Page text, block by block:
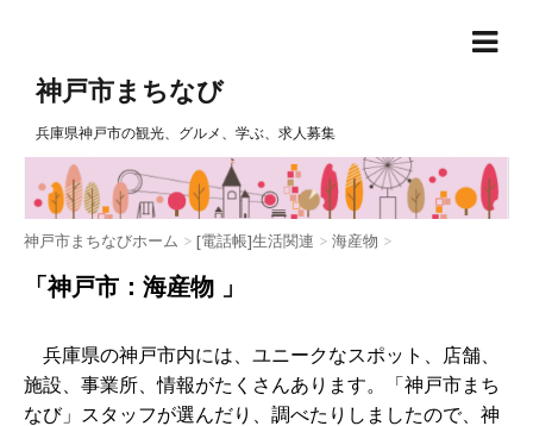
神戸市まちなび
兵庫県神戸市の観光、グルメ、学ぶ、求人募集
神戸市まちなびホーム > [電話帳]生活関連 > 海産物 >
「神戸市：海産物 」
兵庫県の神戸市内には、ユニークなスポット、店舗、
施設、事業所、情報がたくさんあります。「神戸市まち
なび」スタッフが選んだり、調べたりしましたので、神